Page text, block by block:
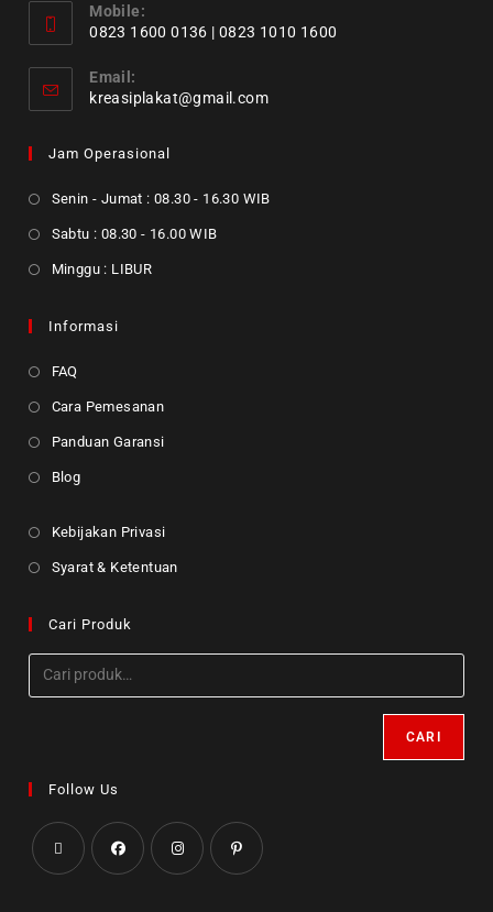
Mobile:
0823 1600 0136 | 0823 1010 1600
Email:
kreasiplakat@gmail.com
Jam Operasional
Senin - Jumat : 08.30 - 16.30 WIB
Sabtu : 08.30 - 16.00 WIB
Minggu : LIBUR
Informasi
FAQ
Cara Pemesanan
Panduan Garansi
Blog
Kebijakan Privasi
Syarat & Ketentuan
Cari Produk
CARI
Follow Us